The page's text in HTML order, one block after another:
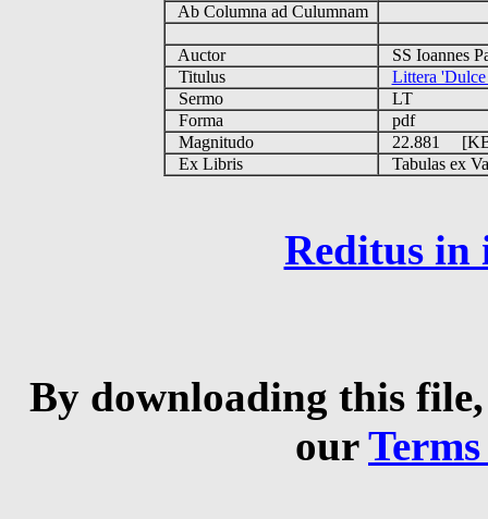
Ab Columna ad Culumnam
Auctor
SS Ioannes
Titulus
Littera
Sermo
LT
Forma
pdf
Magnitudo
22.881
Ex Libris
Tabulas ex
Reditus in
By downloading this
our